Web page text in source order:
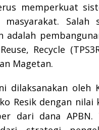
memperkuat
masyarakat.
adalah
Recycle
Magetan.
dilaksanakan oleh
Resik dengan
dari dana APBN.